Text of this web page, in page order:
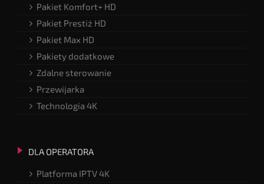
Pakiet Komfort+ HD
Pakiet Prestiż HD
Pakiet Max HD
Pakiety dodatkowe
Zdalne sterowanie
Przewijarka
Technologia 4K
DLA OPERATORA
Platforma IPTV 4K